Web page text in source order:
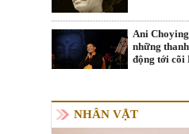
Ani
những
động tới cõi
NHÂN VẬT